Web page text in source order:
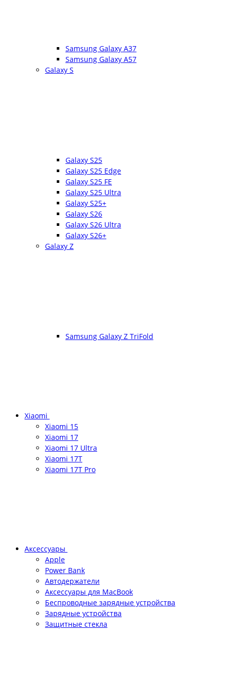
Samsung Galaxy A37
Samsung Galaxy A57
Galaxy S
Galaxy S25
Galaxy S25 Edge
Galaxy S25 FE
Galaxy S25 Ultra
Galaxy S25+
Galaxy S26
Galaxy S26 Ultra
Galaxy S26+
Galaxy Z
Samsung Galaxy Z TriFold
Xiaomi
Xiaomi 15
Xiaomi 17
Xiaomi 17 Ultra
Xiaomi 17T
Xiaomi 17T Pro
Аксессуары
Apple
Power Bank
Автодержатели
Аксессуары для MacBook
Беспроводные зарядные устройства
Зарядные устройства
Защитные стекла